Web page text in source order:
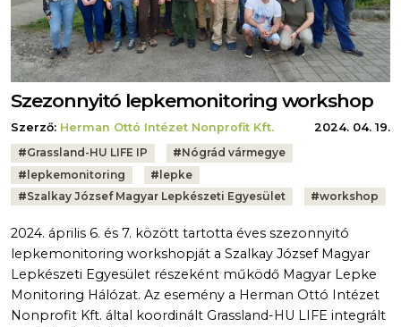
Szezonnyitó lepkemonitoring workshop
Szerző: Herman Ottó Intézet Nonprofit Kft.
2024. 04. 19.
Tags:
#Grassland-HU LIFE IP #Nógrád vármegye
# lepkemonitoring # lepke
#Szalkay József Magyar Lepkészeti Egyesület #workshop
2024. április 6. és 7. között tartotta éves szezonnyitó
lepkemonitoring workshopját a Szalkay József Magyar
Lepkészeti Egyesület részeként működő Magyar Lepke
Monitoring Hálózat. Az esemény a Herman Ottó Intézet
Nonprofit Kft. által koordinált Grassland-HU LIFE integrált